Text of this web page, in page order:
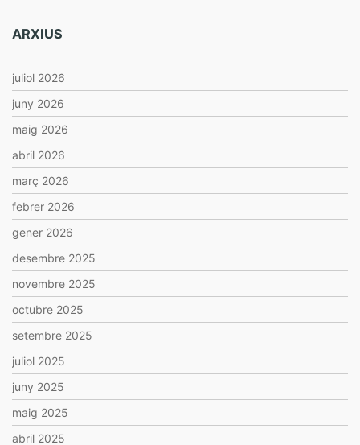
ARXIUS
juliol 2026
juny 2026
maig 2026
abril 2026
març 2026
febrer 2026
gener 2026
desembre 2025
novembre 2025
octubre 2025
setembre 2025
juliol 2025
juny 2025
maig 2025
abril 2025